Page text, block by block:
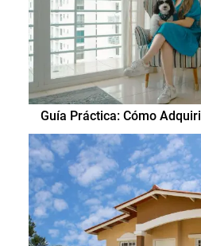
Guía Práctica: Cómo